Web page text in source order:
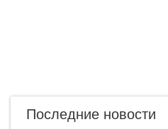
Последние новости